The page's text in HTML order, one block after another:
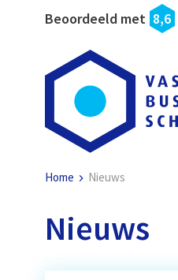
Beoordeeld met 8,6
Home Nieuws
Nieuws